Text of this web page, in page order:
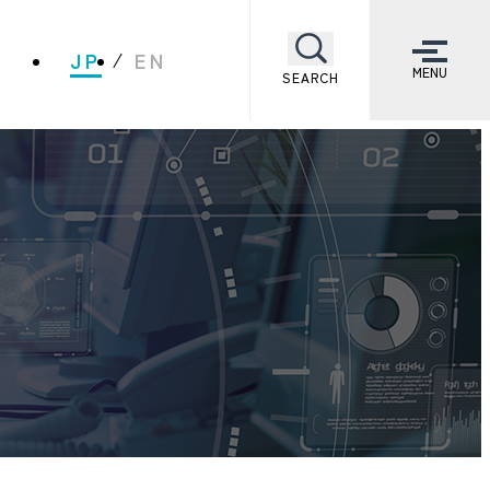
JP EN
SEARCH MENU